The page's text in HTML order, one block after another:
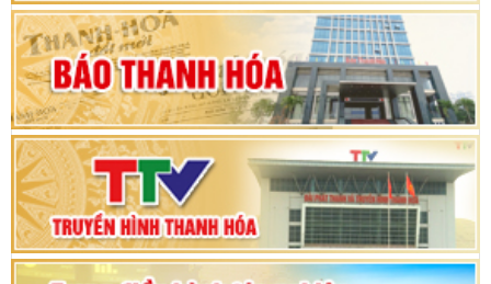
Khai mạc Kỳ họp bất thường lần thứ 9, Quốc
hội khóa XV
Phiên thảo luận Kỳ họp thứ 24, HĐND tỉnh
Thanh Hóa khóa XVIII, nhiệm kỳ 2021 - 2026
Bế mạc Kỳ họp thứ hai bốn, Hội đồng nhân dân
tỉnh khoá XVIII